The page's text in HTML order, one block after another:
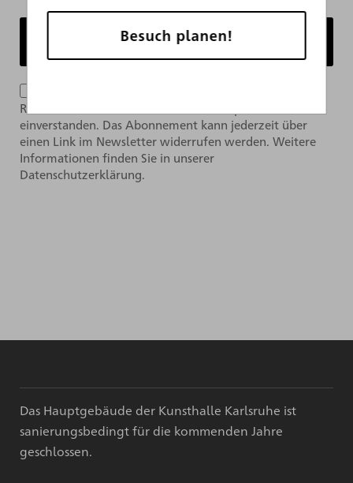
Rahmen des Newsletter-Abonnements per E-Mail
einverstanden. Das Abonnement kann jederzeit über
einen Link im Newsletter widerrufen werden. Weitere
Informationen finden Sie in unserer
Datenschutzerklärung.
Das Hauptgebäude der Kunsthalle Karlsruhe ist
sanierungsbedingt für die kommenden Jahre
geschlossen.
Besuch planen!